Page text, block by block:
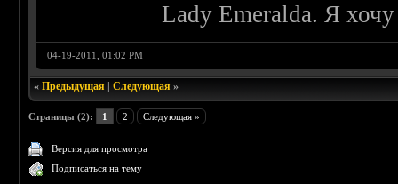
Lady Emeralda. Я хочу
04-19-2011, 01:02 PM
«Предыдущая |Следующая »
Страницы (2): 1 2 Следующая »
Версия для просмотра
Подписаться на тему